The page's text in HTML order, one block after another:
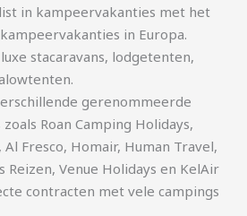
in kampeervakanties met het
in Europa.
stacaravans, lodgetenten,
gerenommeerde
Roan Camping Holidays,
Al Fresco, Homair, Human Travel,
Reizen, Venue Holidays en KelAir
contracten met vele campings